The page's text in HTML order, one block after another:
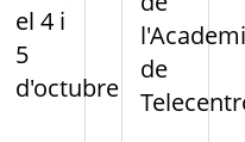
el 4 i
5
d'octubre
de